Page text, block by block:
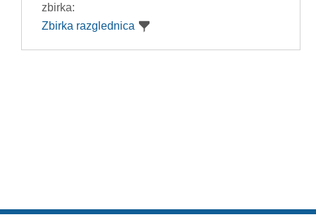
zbirka:
Zbirka razglednica